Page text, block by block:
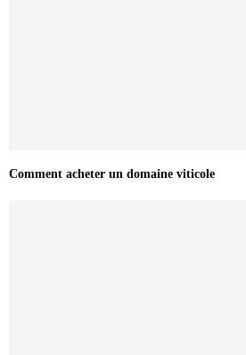
Comment acheter un domaine viticole